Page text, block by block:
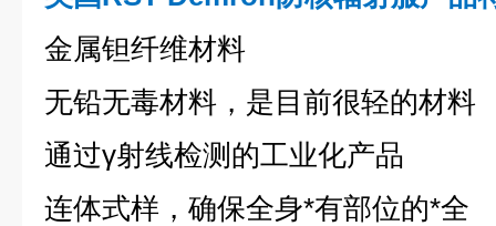
金属钽纤维材料
无铅无毒材料，是目前很轻的材料
通过γ射线检测的工业化产品
连体式样，确保全身*有部位的*全